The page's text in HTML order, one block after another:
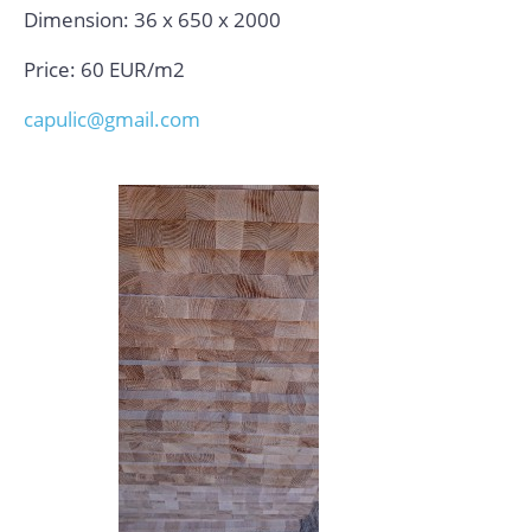
Dimension: 36 x 650 x 2000
Price: 60 EUR/m2
capulic@gmail.com